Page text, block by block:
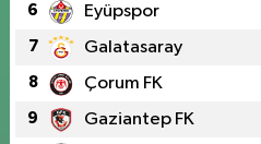
6 Eyüpspor
7 Galatasaray
8 Çorum FK
9 Gaziantep FK